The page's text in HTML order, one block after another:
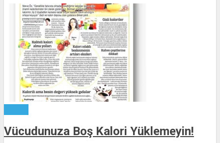
Vücudunuza Boş Kalori Yüklemeyin!